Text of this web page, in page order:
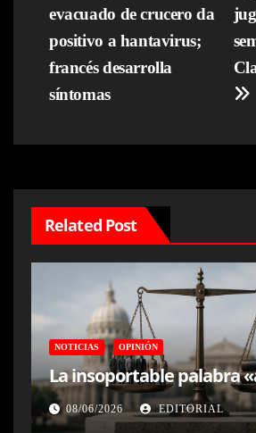
de
entradas
evacuado de crucero da
positivo a hantavirus;
francés desarrolla
síntomas
Related Post
NOTICIAS OPINIÓN
La insoportable palabra
08/06/2026 EDITORIAL